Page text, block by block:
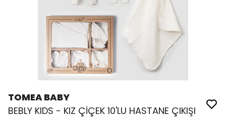
TOMEA BABY
BEBLY KIDS - KIZ ÇİÇEK 10'LU HASTANE ÇIKIŞI